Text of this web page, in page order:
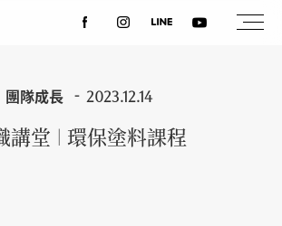
最新消息
團隊成長 2023.12.14
講堂 | 環保塗料課程